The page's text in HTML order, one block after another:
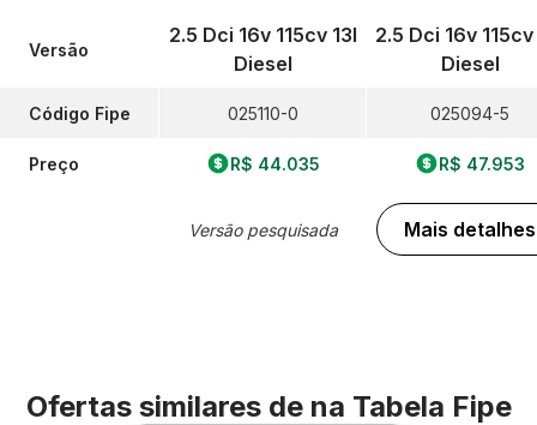
Versão
Código Fipe
Preço
2.5 Dci 16v 115cv 13l
Diesel
025110-0
R$ 44.035
Versão pesquisada
2.5 Dci 16v
Diesel
025094-5
R$ 47.953
Mais detalhes
Ofertas similares de na Tabela Fipe